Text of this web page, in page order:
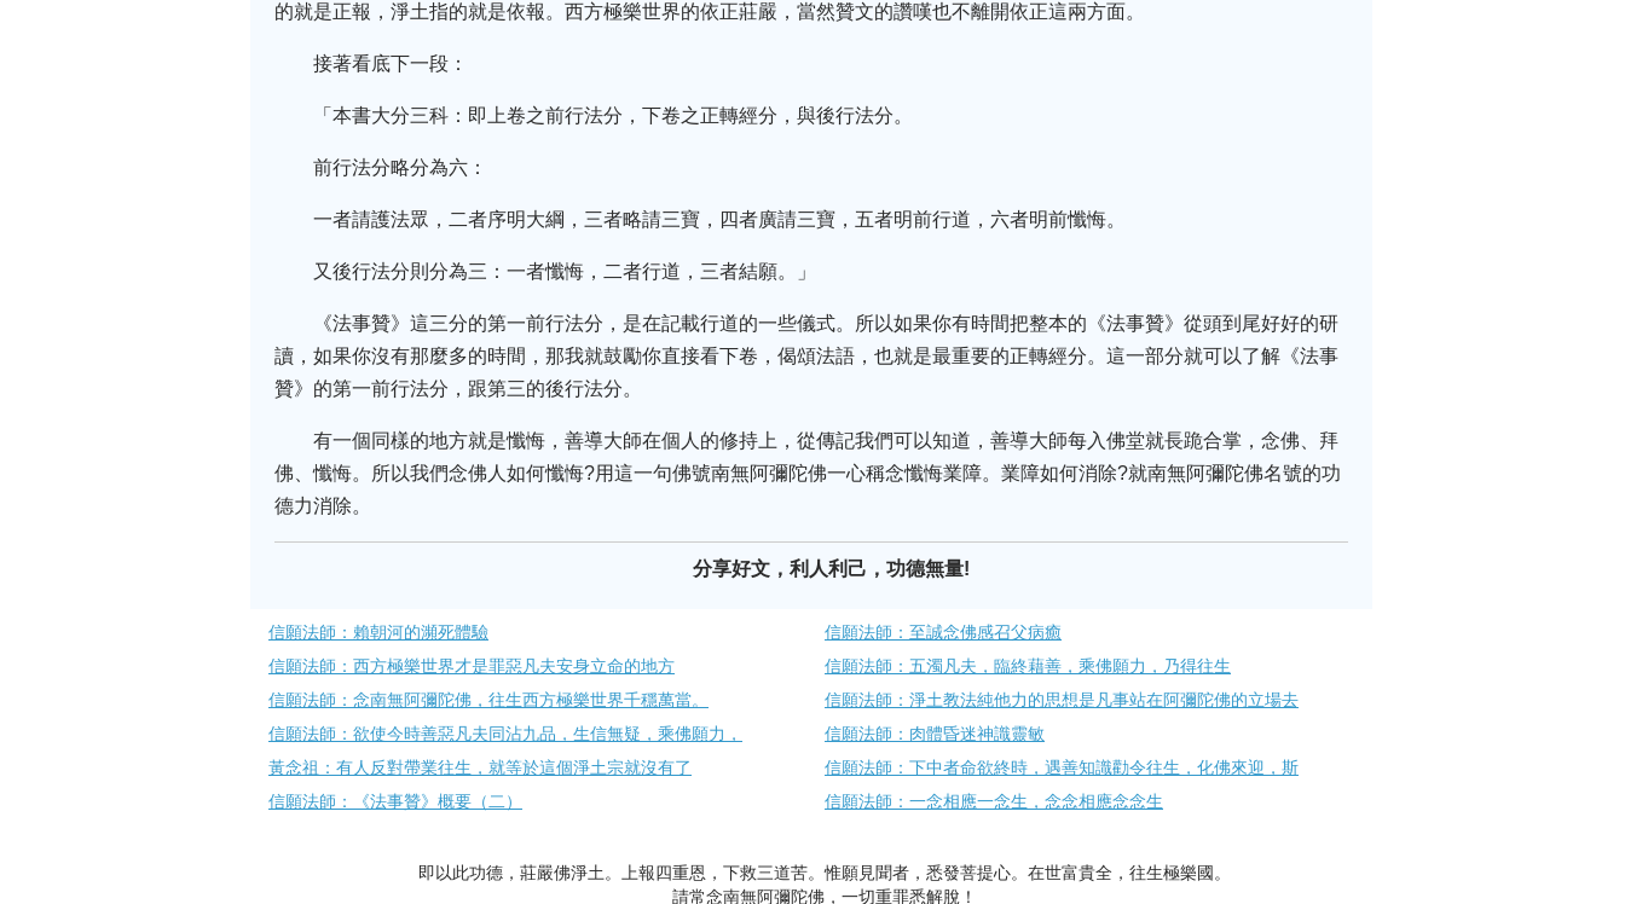
的就是正報，淨土指的就是依報。西方極樂世界的依正莊嚴，當然贊文的讚嘆也不離開依正這兩方面。
接著看底下一段：
「本書大分三科：即上卷之前行法分，下卷之正轉經分，與後行法分。
前行法分略分為六：
一者請護法眾，二者序明大綱，三者略請三寶，四者廣請三寶，五者明前行道，六者明前懺悔。
又後行法分則分為三：一者懺悔，二者行道，三者結願。」
《法事贊》這三分的第一前行法分，是在記載行道的一些儀式。所以如果你有時間把整本的《法事贊》從頭到尾好好的研
讀，如果你沒有那麼多的時間，那我就鼓勵你直接看下卷，偈頌法語，也就是最重要的正轉經分。這一部分就可以了解《法事
贊》的第一前行法分，跟第三的後行法分。
有一個同樣的地方就是懺悔，善導大師在個人的修持上，從傳記我們可以知道，善導大師每入佛堂就長跪合掌，念佛、拜
佛、懺悔。所以我們念佛人如何懺悔?用這一句佛號南無阿彌陀佛一心稱念懺悔業障。業障如何消除?就南無阿彌陀佛名號的功
德力消除。
分享好文，利人利己，功德無量!
信願法師：賴朝河的瀕死體驗
信願法師：至誠念佛感召父病癒
信願法師：西方極樂世界才是罪惡凡夫安身立命的地方
信願法師：五濁凡夫，臨終藉善，乘佛願力，乃得往生
信願法師：念南無阿彌陀佛，往生西方極樂世界千穩萬當。
信願法師：淨土教法純他力的思想是凡事站在阿彌陀佛的立場去
信願法師：欲使今時善惡凡夫同沾九品，生信無疑，乘佛願力，
信願法師：肉體昏迷神識靈敏
黃念祖：有人反對帶業往生，就等於這個淨土宗就沒有了
信願法師：下中者命欲終時，遇善知識勸令往生，化佛來迎，斯
信願法師：《法事贊》概要（二）
信願法師：一念相應一念生，念念相應念念生
即以此功德，莊嚴佛淨土。上報四重恩，下救三道苦。惟願見聞者，悉發菩提心。在世富貴全，往生極樂國。
請常念南無阿彌陀佛，一切重罪悉解脫！